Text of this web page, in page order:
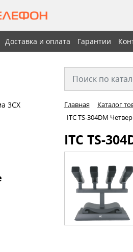
Доставка и оплата Гарантии
3CX
Главная Каталог
ITC TS-304DM
ITC TS-